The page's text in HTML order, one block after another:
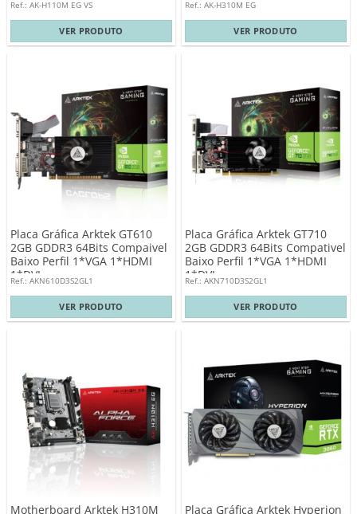
Ref.: AK-H110M EG VS
VER PRODUTO
Ref.: AK-H310M EG
VER PRODUTO
Placa Gráfica Arktek GT610
2GB GDDR3 64Bits Compaivel
Baixo Perfil 1*VGA 1*HDMI
1*DVI
Ref.: AKN610D3S2GL1
VER PRODUTO
Placa Gráfica Arktek GT710
2GB GDDR3 64Bits Compativel
Baixo Perfil 1*VGA 1*HDMI
1*DVI
Ref.: AKN710D3S2GL1
VER PRODUTO
Motherboard Arktek H310M
Placa Gráfica Arktek Hyperion